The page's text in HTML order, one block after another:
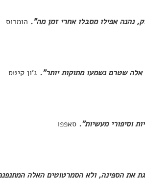
נהנה אפילו מסבלו אחרי זמן מה". הומרוס
אלה שטרם נשמעו מתוקות יותר". ג'ון קיטס
וסיפורי מעשיות". סאפפו
את הספינה, ולא הסמרטוטים האלה